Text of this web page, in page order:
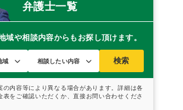
弁護士一覧
域や相談内容からもお探し頂けます。
検索